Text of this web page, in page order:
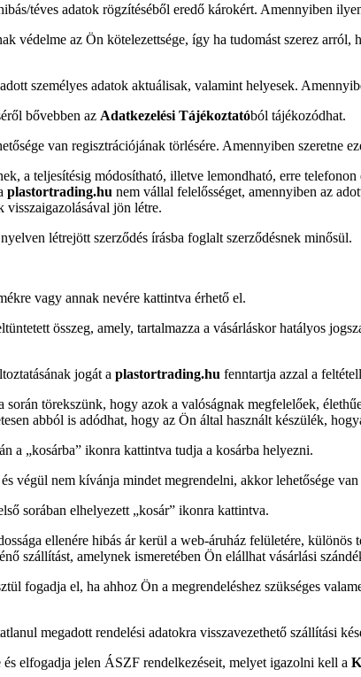
téves adatok rögzítéséből eredő károkért. Amennyiben
védelme az Ön kötelezettsége, így ha tudomást szerez
személyes adatok aktuálisak, valamint helyesek.
bővebben az Adatkezelési Tájékoztatóból tájékozódhat.
van regisztrációjának törlésére. Amennyiben szeretne
a teljesítésig módosítható, illetve lemondható, erre
plastortrading.hu nem vállal felelősséget, amennyiben az
visszaigazolásával jön létre.
létrejött szerződés írásba foglalt szerződésnek minősül.
vagy annak nevére kattintva érhető el.
összeg, amely, tartalmazza a vásárláskor hatályos
jogát a plastortrading.hu fenntartja azzal a
törekszünk, hogy azok a valóságnak megfelelőek,
abból is adódhat, hogy az Ön által használt készülék,
a „kosárba” ikonra kattintva tudja a kosárba helyezni.
végül nem kívánja mindet megrendelni, akkor lehetősége
sorában elhelyezett „kosár” ikonra kattintva.
ellenére hibás ár kerül a web-áruház felületére,
szállítást, amelynek ismeretében Ön elállhat vásárlási
fogadja el, ha ahhoz Ön a megrendeléshez szükséges
megadott rendelési adatokra visszavezethető szállítási
elfogadja jelen ÁSZF rendelkezéseit, melyet igazolni kell a